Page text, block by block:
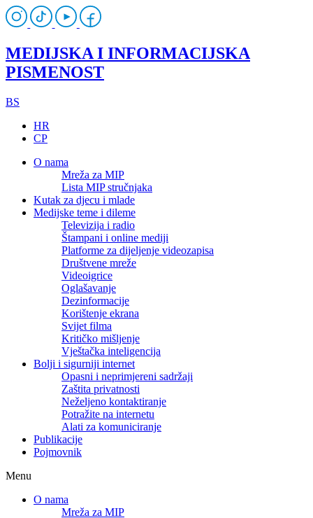
MEDIJSKA I INFORMACIJSKA
PISMENOST
BS
HR
CP
O nama
Mreža za MIP
Lista MIP stručnjaka
Kutak za djecu i mlade
Medijske teme i dileme
Televizija i radio
Štampani i online mediji
Platforme za dijeljenje videozapisa
Društvene mreže
Videoigrice
Oglašavanje
Dezinformacije
Korištenje ekrana
Svijet filma
Kritičko mišljenje
Vještačka inteligencija
Bolji i sigurniji internet
Opasni i neprimjereni sadržaji
Zaštita privatnosti
Neželjeno kontaktiranje
Potražite na internetu
Alati za komuniciranje
Publikacije
Pojmovnik
Menu
O nama
Mreža za MIP